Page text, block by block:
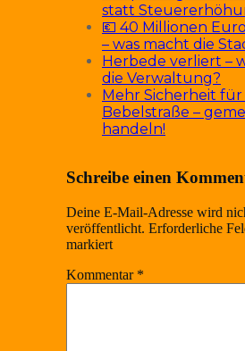
statt
💶 40 Millionen
– was macht die
Herbede verliert –
die Verwaltung?
Mehr Sicherheit für
Bebelstraße –
handeln!
Schreibe einen
Deine E-Mail-Adresse wird
veröffentlicht. Erforderliche
markiert
Kommentar *